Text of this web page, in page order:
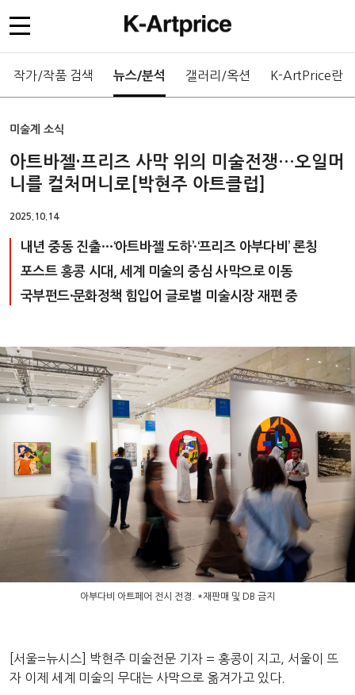
작가/작품 검색 뉴스/분석 갤러리/옥션 K-ArtPrice란
미술계 소식
아트바젤·프리즈 사막 위의 미술전쟁…오일머
니를 컬처머니로[박현주 아트클럽]
2025.10.14
내년 중동 진출…‘아트바젤 도하’·‘프리즈 아부다비’ 론칭
포스트 홍콩 시대, 세계 미술의 중심 사막으로 이동
국부펀드·문화정책 힘입어 글로벌 미술시장 재편 중
아부다비 아트페어 전시 전경. *재판매 및 DB 금지
[서울=뉴시스] 박현주 미술전문 기자 = 홍콩이 지고, 서울이 뜨
자 이제 세계 미술의 무대는 사막으로 옮겨가고 있다.